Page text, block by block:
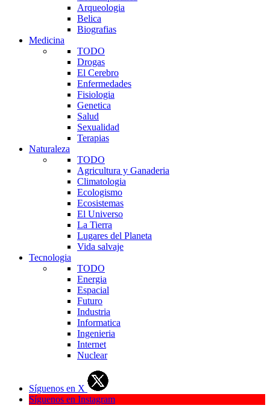
Arqueologia
Belica
Biografias
Medicina
TODO
Drogas
El Cerebro
Enfermedades
Fisiologia
Genetica
Salud
Sexualidad
Terapias
Naturaleza
TODO
Agricultura y Ganaderia
Climatologia
Ecologismo
Ecosistemas
El Universo
La Tierra
Lugares del Planeta
Vida salvaje
Tecnologia
TODO
Energia
Espacial
Futuro
Industria
Informatica
Ingenieria
Internet
Nuclear
Síguenos en X
Síguenos en Instagram